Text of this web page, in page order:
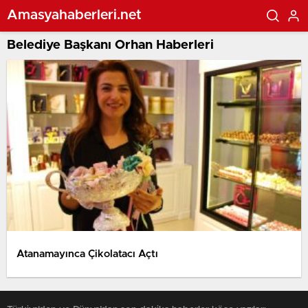
Amasyahaberleri.net
Belediye Başkanı Orhan Haberleri
Atanamayınca Çikolatacı Açtı